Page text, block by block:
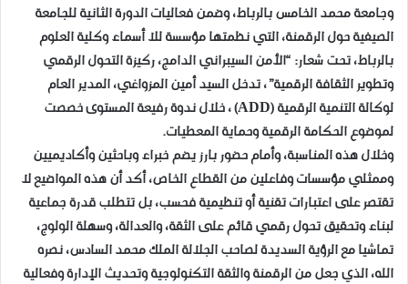
وجامعة محمد الخامس بالرباط، وضمن فعاليات الدورة الثانية للجامعة
الصيفية حول الرقمنة، التي نظمتها مؤسسة للا أسماء وكلية العلوم
بالرباط، تحت شعار: “الأمن السيبراني الدامج، ركيزة التحول الرقمي
وتطوير الثقافة الرقمية”، تدخل السيد أمين المزواغي، المدير العام
لوكالة التنمية الرقمية (ADD) ، خلال ندوة رفيعة المستوى خصصت
لموضوع الحكامة الرقمية وحماية المعطيات.
وخلال هذه المناسبة، وأمام حضور بارز يضم خبراء وباحثين وأكاديميين
وممثلي مؤسسات وفاعلين من القطاع الخاص، أكد أن هذه المواضيع لا
تقتصر على اعتبارات تقنية أو تنظيمية فحسب، بل تتطلب قدرة جماعية
لبناء وتحقيق تحول رقمي قائم على الثقة، والعدالة، وسهلة الولوج،
تماشيا مع الرؤية السديدة لصاحب الجلالة الملك محمد السادس، نصره
الله، الذي جعل من الرقمنة والثقة التكنولوجية وتحديث الإدارة وفعالية